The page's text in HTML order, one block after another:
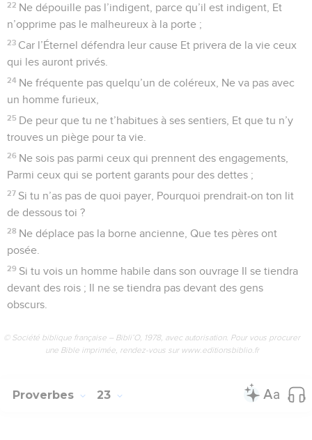
22 Ne dépouille pas l’indigent, parce qu’il est indigent, Et
n’opprime pas le malheureux à la porte ;
23 Car l’Éternel défendra leur cause Et privera de la vie ceux
qui les auront privés.
24 Ne fréquente pas quelqu’un de coléreux, Ne va pas avec
un homme furieux,
25 De peur que tu ne t’habitues à ses sentiers, Et que tu n’y
trouves un piège pour ta vie.
26 Ne sois pas parmi ceux qui prennent des engagements,
Parmi ceux qui se portent garants pour des dettes ;
27 Si tu n’as pas de quoi payer, Pourquoi prendrait-on ton lit
de dessous toi ?
28 Ne déplace pas la borne ancienne, Que tes pères ont
posée.
29 Si tu vois un homme habile dans son ouvrage Il se tiendra
devant des rois ; Il ne se tiendra pas devant des gens
obscurs.
© Société biblique française – Bibli’O, 1978, avec autorisation. Pour vous procurer
une Bible imprimée, rendez-vous sur www.editionsbiblio.fr
Proverbes 23